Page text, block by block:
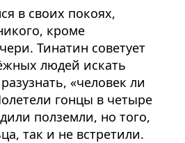
в своих покоях,
кроме
Тинатин советует
людей искать
«человек ли
гонцы в четыре
полземли, но того,
так и не встретили.